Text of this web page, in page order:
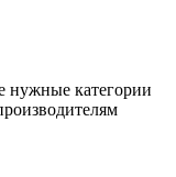
нужные категории